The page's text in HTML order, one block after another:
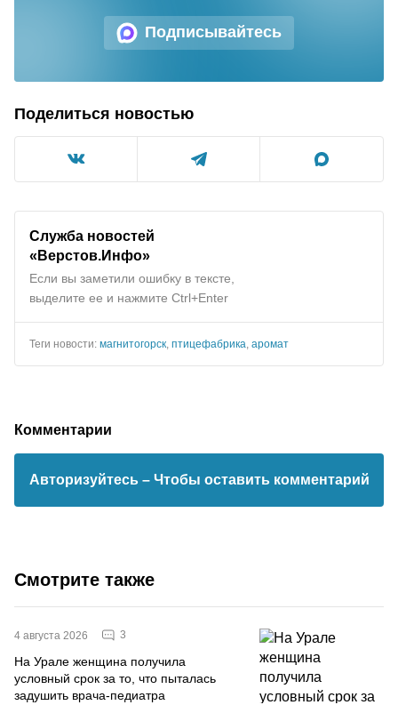
Подписывайтесь
Поделиться новостью
Служба новостей
«Верстов.Инфо»
Если вы заметили ошибку в тексте,
выделите ее и нажмите Ctrl+Enter
Теги новости: магнитогорск птицефабрика аромат
Комментарии
Авторизуйтесь – Чтобы оставить комментарий
Смотрите также
4 августа 2026 3
На Урале женщина получила
условный срок за то, что пыталась
задушить врача-педиатра